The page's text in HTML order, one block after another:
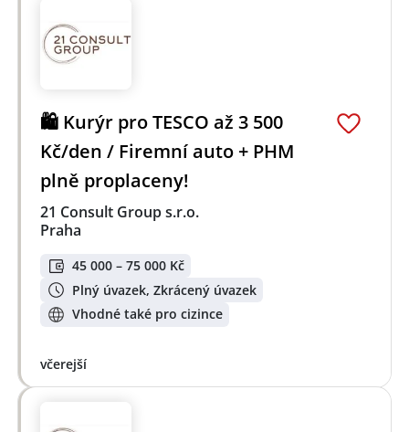
🛍️ Kurýr pro TESCO až 3 500
Kč/den / Firemní auto + PHM
plně proplaceny!
21 Consult Group s.r.o.
Praha
45 000 – 75 000 Kč
Plný úvazek, Zkrácený úvazek
Vhodné také pro cizince
včerejší